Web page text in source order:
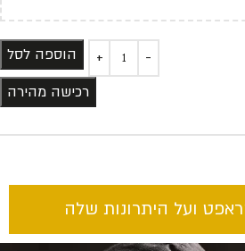
הוספה לסל
רכישה מהירה
ועל היתרונות שלה​